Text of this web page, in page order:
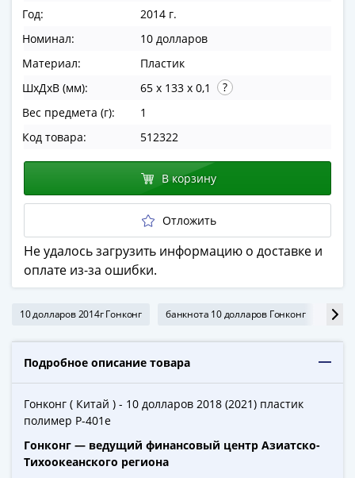
ВОВ
Победы
ВОВ
Победы
ВОВ
Человек
труда
Города-
герои
Великой
Победы
Олимпиада
Сочи
2014
Год:
2014 г.
Номинал:
10 долларов
Материал:
Пластик
ШхДхВ (мм):
65 x 133 x 0,1
Вес предмета (г):
1
Код товара:
512322
В корзину
Отложить
Не удалось загрузить информацию о доставке и
оплате из-за ошибки.
10 долларов 2014г Гонконг банкнота 10 долларов Гонконг
Подробное описание товара
Гонконг ( Китай ) - 10 долларов 2018 (2021) пластик
полимер P-401e
Гонконг — ведущий финансовый центр Азиатско-
Тихоокеанского региона